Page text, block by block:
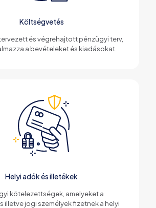
Költségvetés
és végrehajtott pénzügyi terv,
a bevételeket és kiadásokat.
Helyi adók és illetékek
kötelezettségek, amelyeket a
illetve jogi személyek fizetnek a helyi